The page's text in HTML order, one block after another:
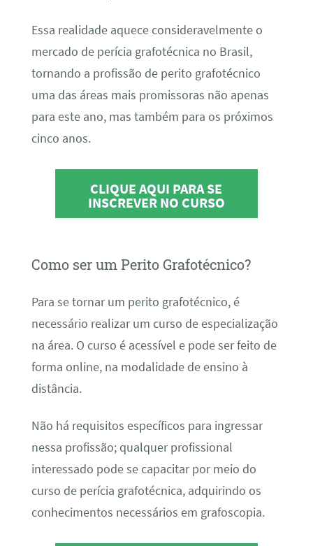
Essa realidade aquece consideravelmente o
mercado de perícia grafotécnica no Brasil,
tornando a profissão de perito grafotécnico
uma das áreas mais promissoras não apenas
para este ano, mas também para os próximos
cinco anos.
CLIQUE AQUI PARA SE
INSCREVER NO CURSO
Como ser um Perito Grafotécnico?
Para se tornar um perito grafotécnico, é
necessário realizar um curso de especialização
na área. O curso é acessível e pode ser feito de
forma online, na modalidade de ensino à
distância.
Não há requisitos específicos para ingressar
nessa profissão; qualquer profissional
interessado pode se capacitar por meio do
curso de perícia grafotécnica, adquirindo os
conhecimentos necessários em grafoscopia.